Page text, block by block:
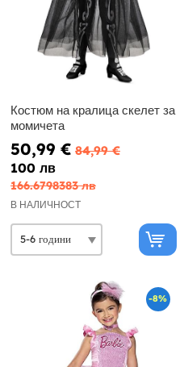
Костюм на кралица скелет за
момичета
50,99 € 84,99 €
100 лв
166.6798383 лв
В НАЛИЧНОСТ
-8%